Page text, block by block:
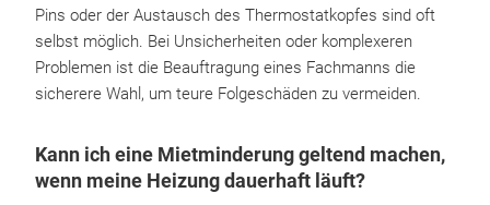
Pins oder der Austausch des Thermostatkopfes sind oft
selbst möglich. Bei Unsicherheiten oder komplexeren
Problemen ist die Beauftragung eines Fachmanns die
sicherere Wahl, um teure Folgeschäden zu vermeiden.
Kann ich eine Mietminderung geltend machen,
wenn meine Heizung dauerhaft läuft?